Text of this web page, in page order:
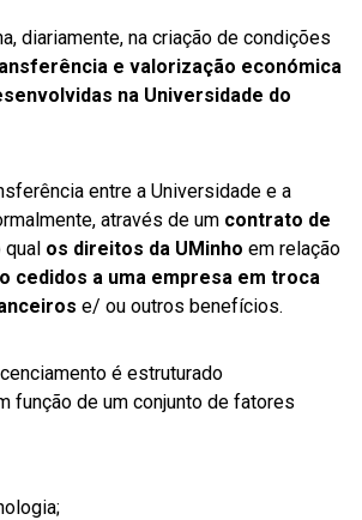
diariamente, na criação de condições
e valorização económica
na Universidade do
entre a Universidade e a
através de um contrato de
qual os direitos da UMinho em relação
cedidos a uma empresa em troca
e/ ou outros benefícios.
é estruturado
função de um conjunto de fatores